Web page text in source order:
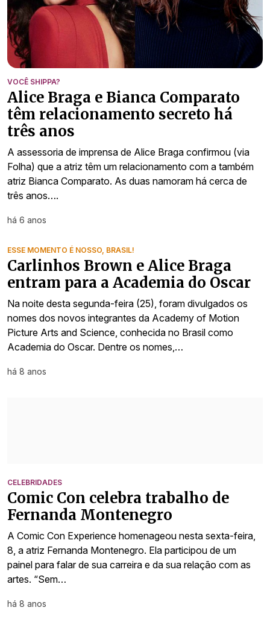
VOCÊ SHIPPA?
Alice Braga e Bianca Comparato
têm relacionamento secreto há
três anos
A assessoria de imprensa de Alice Braga confirmou (via
Folha) que a atriz têm um relacionamento com a também
atriz Bianca Comparato. As duas namoram há cerca de
três anos….
há 6 anos
ESSE MOMENTO É NOSSO, BRASIL!
Carlinhos Brown e Alice Braga
entram para a Academia do Oscar
Na noite desta segunda-feira (25), foram divulgados os
nomes dos novos integrantes da Academy of Motion
Picture Arts and Science, conhecida no Brasil como
Academia do Oscar. Dentre os nomes,…
há 8 anos
CELEBRIDADES
Comic Con celebra trabalho de
Fernanda Montenegro
A Comic Con Experience homenageou nesta sexta-feira,
8, a atriz Fernanda Montenegro. Ela participou de um
painel para falar de sua carreira e da sua relação com as
artes. “Sem…
há 8 anos